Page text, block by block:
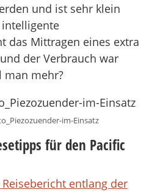
und ist sehr klein
das Mittragen eines extra
der Verbrauch war
man mehr?
im-Einsatz
für den Pacific
entlang der